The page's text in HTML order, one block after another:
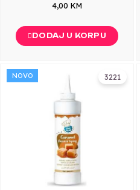
4,00 KM
DODAJ U KORPU
3221
NOVO